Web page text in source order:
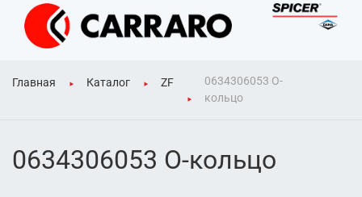
Главная Каталог ZF
0634306053 О-
кольцо
0634306053 О-кольцо